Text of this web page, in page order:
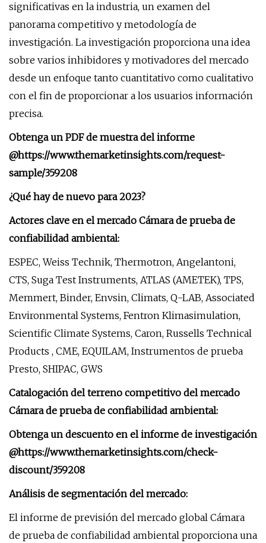
significativas en la industria, un examen del
panorama competitivo y metodología de
investigación. La investigación proporciona una idea
sobre varios inhibidores y motivadores del mercado
desde un enfoque tanto cuantitativo como cualitativo
con el fin de proporcionar a los usuarios información
precisa.
Obtenga un PDF de muestra del informe
@https://www.themarketinsights.com/request-
sample/359208
¿Qué hay de nuevo para 2023?
Actores clave en el mercado Cámara de prueba de
confiabilidad ambiental:
ESPEC, Weiss Technik, Thermotron, Angelantoni,
CTS, Suga Test Instruments, ATLAS (AMETEK), TPS,
Memmert, Binder, Envsin, Climats, Q-LAB, Associated
Environmental Systems, Fentron Klimasimulation,
Scientific Climate Systems, Caron, Russells Technical
Products , CME, EQUILAM, Instrumentos de prueba
Presto, SHIPAC, GWS
Catalogación del terreno competitivo del mercado
Cámara de prueba de confiabilidad ambiental:
Obtenga un descuento en el informe de investigación
@https://www.themarketinsights.com/check-
discount/359208
Análisis de segmentación del mercado:
El informe de previsión del mercado global Cámara
de prueba de confiabilidad ambiental proporciona una